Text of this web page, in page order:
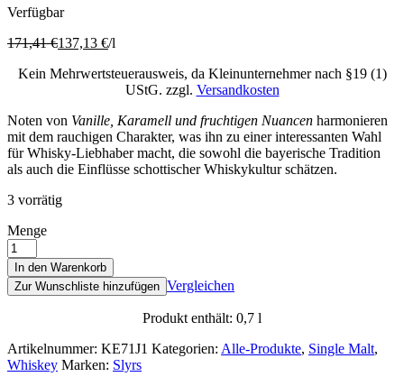
Verfügbar
171,41€137,13 €/l
Kein Mehrwertsteuerausweis, da Kleinunternehmer nach §19 (1)
UStG. zzgl. Versandkosten
Noten von Vanille, Karamell und fruchtigen Nuancen harmonieren
mit dem rauchigen Charakter, was ihn zu einer interessanten Wahl
für Whisky-Liebhaber macht, die sowohl die bayerische Tradition
als auch die Einflüsse schottischer Whiskykultur schätzen.
3 vorrätig
Menge
In den Warenkorb
Zur Wunschliste hinzufügen Vergleichen
Produkt enthält: 0,7 l
Artikelnummer: KE71J1 Kategorien: Alle-Produkte, Single Malt,
Whiskey Marken: Slyrs